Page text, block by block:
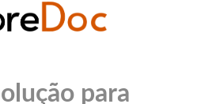
para